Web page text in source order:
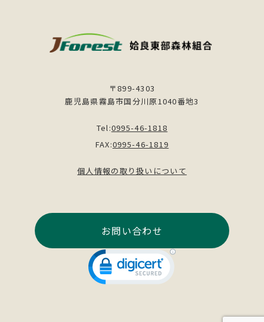
〒899-4303
鹿児島県霧島市国分川原1040番地3
Tel:0995-46-1818
FAX:0995-46-1819
個人情報の取り扱いについて
お問い合わせ